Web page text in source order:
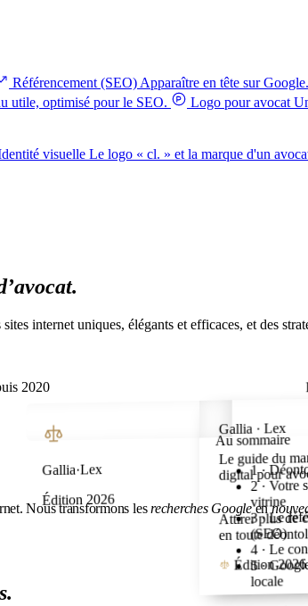
Référencement (SEO) Apparaître en tête sur Google.
utile, optimisé pour le SEO. Logo pour avocat
visuelle Le logo « cl. » et la marque d'un
internet uniques, élégants et efficaces, et des
2020
Gallia·Lex
Édition 2026
Au sommaire
1 ·
2 · Votre
vitrine
3 · Le
(SEO)
4 · Le
5 ·
locale
Gallia · Lex
Le guide du
digital pour
Attirer plus de
en toute
Édition 2026
Avant de vous
Tout ce que
appris en
des cabinets
réuni
Au
Nous transformons lesrecherches Googleen